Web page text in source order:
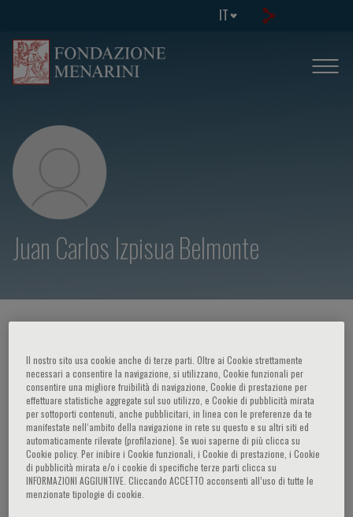
IT
Juan Carlos Izpisua Belmonte
HOME PAGE / CORSI ED EVENTI / RELATORE
Juan Carlos Izpisua Belmonte
Partecipazioni del relatore
Il nostro sito usa cookie anche di terze parti. Oltre ai Cookie strettamente
necessari a consentire la navigazione, si utilizzano, Cookie funzionali per
consentire una migliore fruibilità di navigazione, Cookie di prestazione per
effettuare statistiche aggregate sul suo utilizzo, e Cookie di pubblicità mirata
per sottoporti contenuti, anche pubblicitari, in linea con le preferenze da te
manifestate nell‘ambito della navigazione in rete su questo e su altri siti ed
automaticamente rilevate (profilazione). Se vuoi saperne di più clicca su
Cookie policy. Per inibire i Cookie funzionali, i Cookie di prestazione, i Cookie
di pubblicità mirata e/o i cookie di specifiche terze parti clicca su
INFORMAZIONI AGGIUNTIVE. Cliccando ACCETTO acconsenti all’uso di tutte le
menzionate tipologie di cookie.